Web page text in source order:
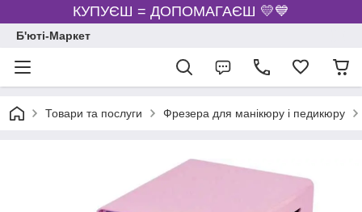
КУПУЄШ = ДОПОМАГАЄШ 💛💙
Б'юті-Маркет
Товари та послуги Фрезера для манікюру і педикюру